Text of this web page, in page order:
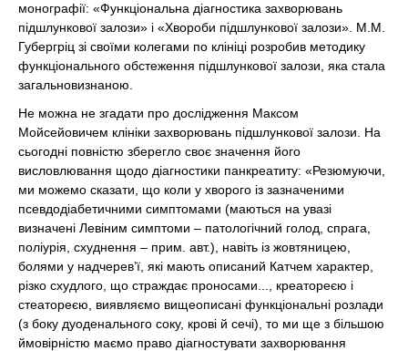
монографії: «Функціональна діагностика захворювань
підшлункової залози» і «Хвороби підшлункової залози». М.М.
Губергріц зі своїми колегами по клініці розробив методику
функціонального обстеження підшлункової залози, яка стала
загальновизнаною.
Не можна не згадати про дослідження Максом
Мойсейовичем клініки захворювань підшлункової залози. На
сьогодні повністю зберегло своє значення його
висловлювання щодо діагностики панкреатиту: «Резюмуючи,
ми можемо сказати, що коли у хворого із зазначеними
псевдодіабетичними симптомами (маються на увазі
визначені Левіним симптоми – патологічний голод, спрага,
поліурія, схуднення – прим. авт.), навіть із жовтяницею,
болями у надчерев’ї, які мають описаний Катчем характер,
різко схудлого, що страждає проносами..., креатореєю і
стеатореєю, виявляємо вищеописані функціональні розлади
(з боку дуоденального соку, крові й сечі), то ми ще з більшою
ймовірністю маємо право діагностувати захворювання